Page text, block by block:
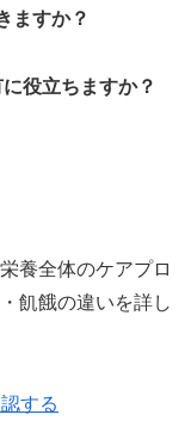
ますか？
役立ちますか？
養全体のケアプロ
飢餓の違いを詳し
する